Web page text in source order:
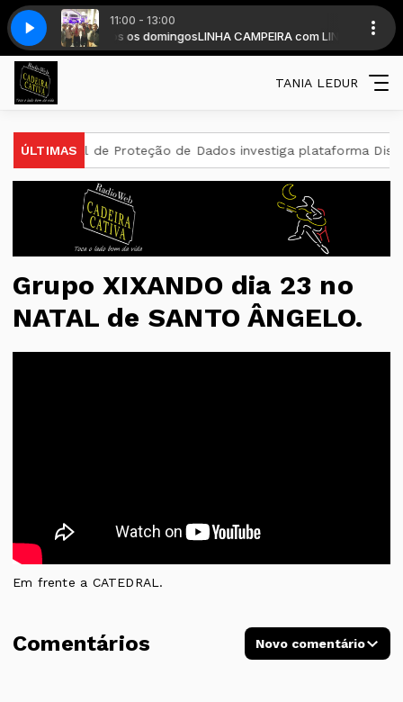
11:00 - 13:00
- Todos os domingosLINHA CAMPEIRA com LINHA CAMPEIRA -
Bloco2-09082026 Linha-Campeira-570-Bloco2-09082026
TANIA LEDUR
ÚLTIMAS
de Proteção de Dados investiga plataforma Discord E-
Grupo XIXANDO dia 23 no
NATAL de SANTO ÂNGELO.
Em frente a CATEDRAL.
Comentários Novo comentário